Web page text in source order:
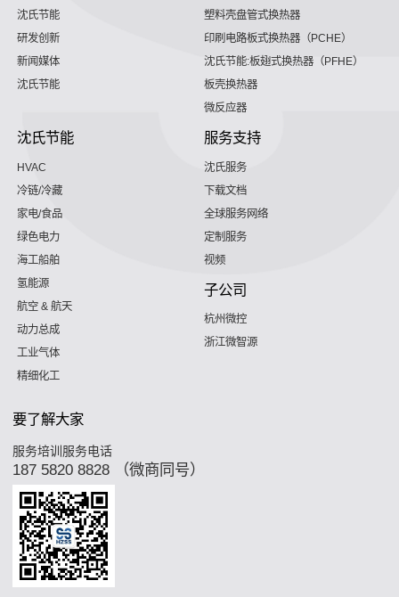
沈氏节能
研发创新
新闻媒体
沈氏节能
塑料壳盘管式换热器
印刷电路板式换热器（PCHE）
沈氏节能:板翅式换热器（PFHE）
板壳换热器
微反应器
沈氏节能
HVAC
冷链/冷藏
家电/食品
绿色电力
海工船舶
氢能源
航空 & 航天
动力总成
工业气体
精细化工
服务支持
沈氏服务
下载文档
全球服务网络
定制服务
视频
子公司
杭州微控
浙江微智源
要了解大家
服务培训服务电话
187 5820 8828 （微商同号）